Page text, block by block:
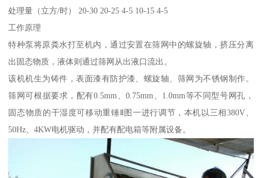
处理量（立方/时） 20-30 20-25 4-5 10-15 4-5
工作原理
特种泵将原粪水打至机内，通过安置在筛网中的螺旋轴，挤压分离
出固态物质，液体则通过筛网从出液口流出。
该机机生为铸件，表面漆有防护漆、螺旋轴、筛网为不锈钢制作。
筛网可根据要求，配有0.5mm、0.75mm、1.0mm等不同型号网孔，
固态物质的干湿度可移动重锤Ⅱ图一进行调节，本机以三相380V、
50Hz、4KW电机驱动，并配有配电箱等附属设备。